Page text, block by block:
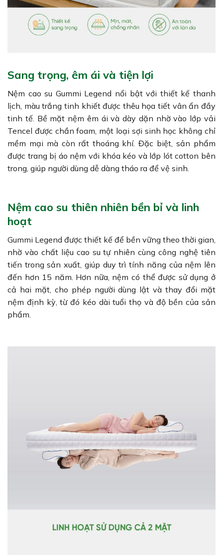
Sang trọng, êm ái và tiện lợi
Nệm cao su Gummi Legend nổi bật với thiết kế thanh
lịch, màu trắng tinh khiết được thêu họa tiết vân ẩn đầy
tinh tế. Bề mặt nệm êm ái và dày dặn nhờ vào lớp vải
Tencel được chần foam, một loại sợi sinh học không chỉ
mềm mại mà còn rất thoáng khí. Đặc biệt, sản phẩm
được trang bị áo nệm với khóa kéo và lớp lót cotton bên
trong, giúp người dùng dễ dàng tháo ra để vệ sinh.
Nệm cao su thiên nhiên bền bỉ và linh
hoạt
Gummi Legend được thiết kế để bền vững theo thời gian,
nhờ vào chất liệu cao su tự nhiên cùng công nghệ tiên
tiến trong sản xuất, giúp duy trì tính năng của nệm lên
đến hơn 15 năm. Hơn nữa, nệm có thể được sử dụng ở
cả hai mặt, cho phép người dùng lật và thay đổi mặt
nệm định kỳ, từ đó kéo dài tuổi thọ và độ bền của sản
phẩm.